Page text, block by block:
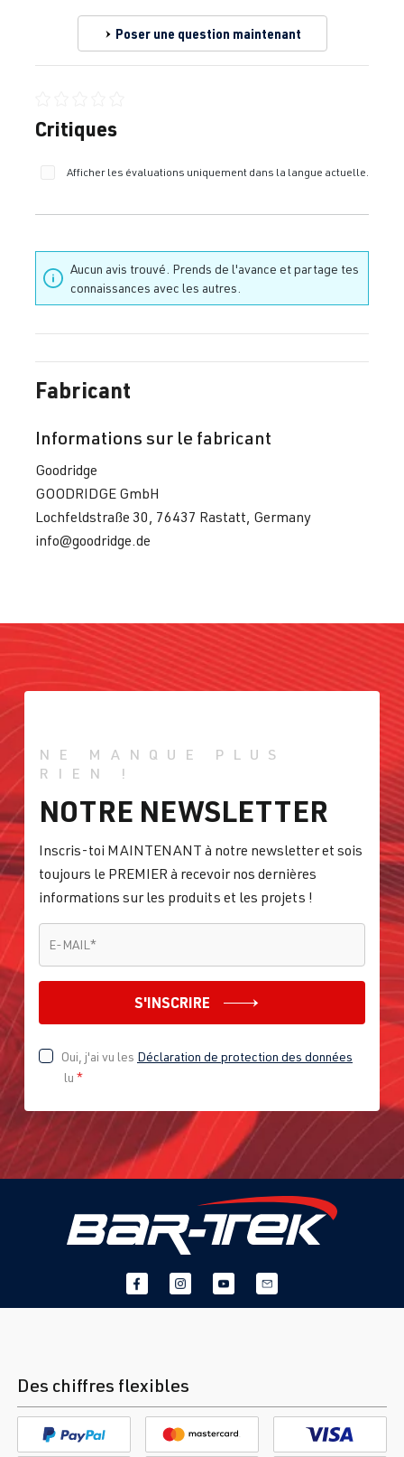
Poser une question maintenant
Note moyenne de 0 sur 5 étoiles
Critiques
Afficher les évaluations uniquement dans la langue actuelle.
Aucun avis trouvé. Prends de l'avance et partage tes
connaissances avec les autres.
Fabricant
Informations sur le fabricant
Goodridge
GOODRIDGE GmbH
Lochfeldstraße 30, 76437 Rastatt, Germany
info@goodridge.de
NE MANQUE PLUS
RIEN !
NOTRE NEWSLETTER
Inscris-toi MAINTENANT à notre newsletter et sois
toujours le PREMIER à recevoir nos dernières
informations sur les produits et les projets !
E-MAIL *
S'INSCRIRE
Oui, j'ai vu les Déclaration de protection des données
lu *
Des chiffres flexibles